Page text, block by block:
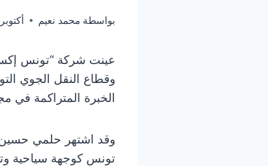
بواسطة محمد نعيم أكتوبر 20, 2025
عينت شركة “تونس
وقطاع النقل الجوي
الخبرة المتراكمة في
وقد اشتهر حلمي حسين
تونس كوجهة سياحية